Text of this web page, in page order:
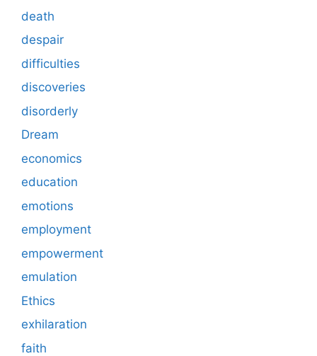
death
despair
difficulties
discoveries
disorderly
Dream
economics
education
emotions
employment
empowerment
emulation
Ethics
exhilaration
faith